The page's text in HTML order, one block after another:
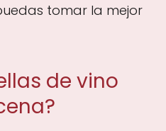
tomar la mejor
de vino